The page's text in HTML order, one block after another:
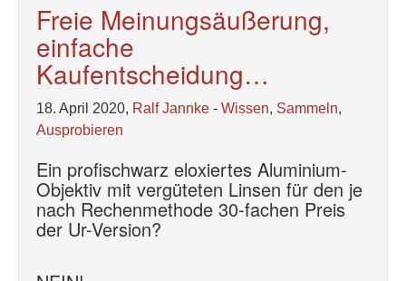
Freie Meinungsäußerung,
einfache
Kaufentscheidung…
18. April 2020, Ralf Jannke - Wissen, Sammeln,
Ausprobieren
Ein profischwarz eloxiertes Aluminium-
Objektiv mit vergüteten Linsen für den je
nach Rechenmethode 30-fachen Preis
der Ur-Version?